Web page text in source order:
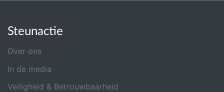
Steunactie
Over ons
In de media
Veiligheid & Betrouwbaarheid